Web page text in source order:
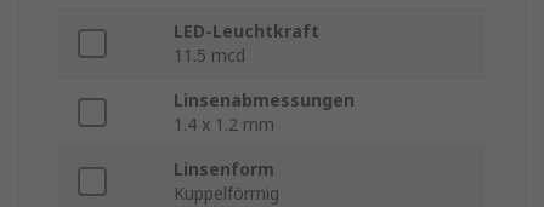
LED-Leuchtkraft
11.5 mcd
Linsenabmessungen
1.4 x 1.2 mm
Linsenform
Kuppelförmig